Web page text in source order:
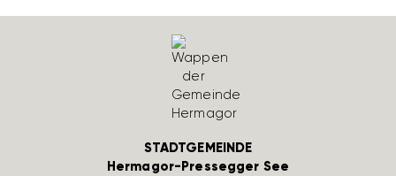
STADTGEMEINDE
Hermagor-Pressegger See